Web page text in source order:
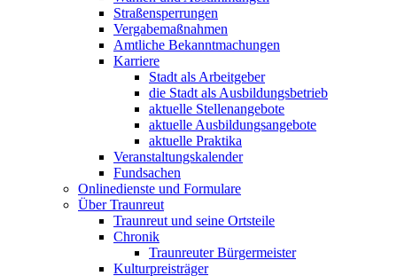
Straßensperrungen
Vergabemaßnahmen
Amtliche Bekanntmachungen
Karriere
Stadt als Arbeitgeber
die Stadt als Ausbildungsbetrieb
aktuelle Stellenangebote
aktuelle Ausbildungsangebote
aktuelle Praktika
Veranstaltungskalender
Fundsachen
Onlinedienste und Formulare
Über Traunreut
Traunreut und seine Ortsteile
Chronik
Traunreuter Bürgermeister
Kulturpreisträger